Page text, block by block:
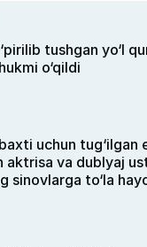
tushgan yo‘l
o‘qildi
uchun tug‘ilgan
aktrisa va dublyaj
sinovlarga to‘la